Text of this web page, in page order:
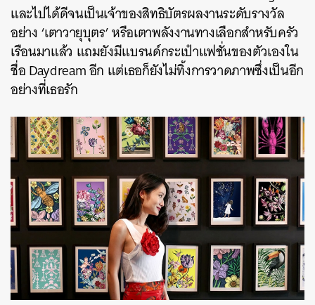
และไปได้ดีจนเป็นเจ้าของสิทธิบัตรผลงานระดับรางวัล
อย่าง ‘เตาวายุบุตร’ หรือเตาพลังงานทางเลือกสำหรับครัว
เรือนมาแล้ว แถมยังมีแบรนด์กระเป๋าแฟชั่นของตัวเองใน
ชื่อ Daydream อีก แต่เธอก็ยังไม่ทิ้งการวาดภาพซึ่งเป็นอีก
อย่างที่เธอรัก